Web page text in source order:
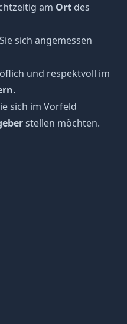
am Ortdes
sich angemessen
und respektvoll im
.
sich im Vorfeld
stellen möchten.